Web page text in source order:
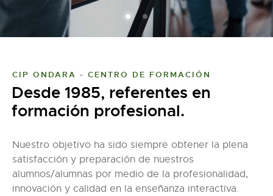
CIP ONDARA - CENTRO DE FORMACIÓN
Desde 1985, referentes en
formación profesional.
Nuestro objetivo ha sido siempre obtener la plena
satisfacción y preparación de nuestros
alumnos/alumnas por medio de la profesionalidad,
innovación y calidad en la enseñanza interactiva.